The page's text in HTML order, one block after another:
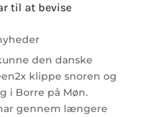
til at bevise
den danske
klippe snoren og
i Borre på Møn.
gennem længere